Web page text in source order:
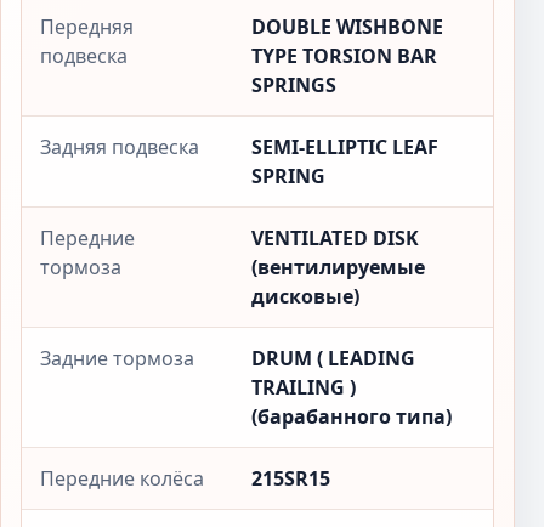
Передняя
подвеска
DOUBLE WISHBONE
TYPE TORSION BAR
SPRINGS
Задняя подвеска
SEMI-ELLIPTIC LEAF
SPRING
Передние
тормоза
VENTILATED DISK
(вентилируемые
дисковые)
Задние тормоза
DRUM ( LEADING
TRAILING )
(барабанного типа)
Передние колёса 215SR15